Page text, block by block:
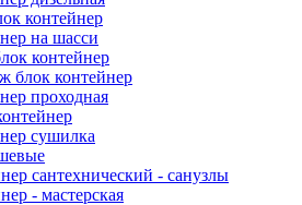
контейнер
на шасси
контейнер
блок контейнер
проходная
сушилка
сантехнический - санузлы
- мастерская